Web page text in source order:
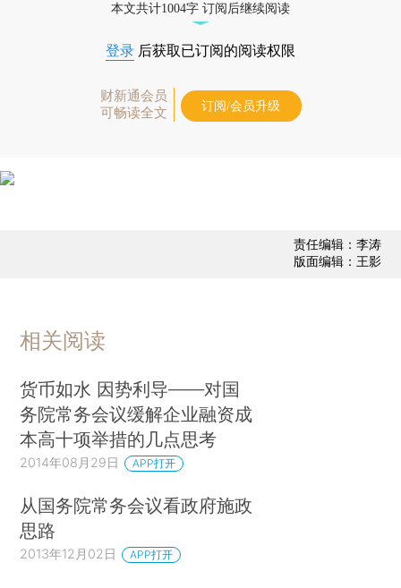
本文共计1004字 订阅后继续阅读
登录 后获取已订阅的阅读权限
财新通会员
可畅读全文
订阅/会员升级
责任编辑：李涛
版面编辑：王影
相关阅读
货币如水 因势利导——对国
务院常务会议缓解企业融资成
本高十项举措的几点思考
2014年08月29日 APP打开
从国务院常务会议看政府施政
思路
2013年12月02日 APP打开